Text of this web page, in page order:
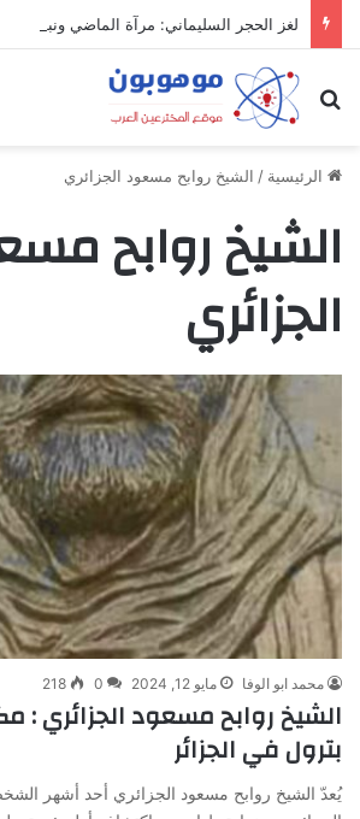
لغز الحجر السليماني: مرآة الماضي ونبوءة
بحث عن
الرئيسية / الشيخ روابح مسعود الجزائري
الشيخ روابح
الجزائري
محمد ابو الوفا مايو 12, 2024 0
218
الشيخ روابح مسعود الجزائري :
بترول في الجزائر
يُعدّ الشيخ روابح مسعود الجزائري أحد أشهر